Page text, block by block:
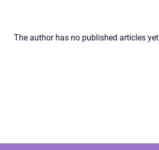
The author has no published articles yet